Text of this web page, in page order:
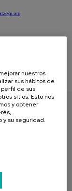
nuestros
sus hábitos de
de sus
sitios. Esto nos
y obtener
y su seguridad.